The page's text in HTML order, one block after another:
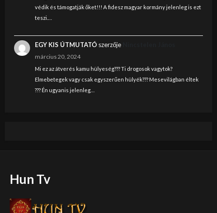
védik és támogatják őket!!! A fidesz magyar kormány jelenleg is ezt
teszi.…
EGY KIS ÚTMUTATÓszerzője
március 20, 2024
Mi ez az átverés kamu hülyeség??? Ti drogosok vagytok?
Elmebetegek vagy csak egyszerűen hülyék??? Mesevilágban éltek
??? Én ugyanis jelenleg…
Hun Tv